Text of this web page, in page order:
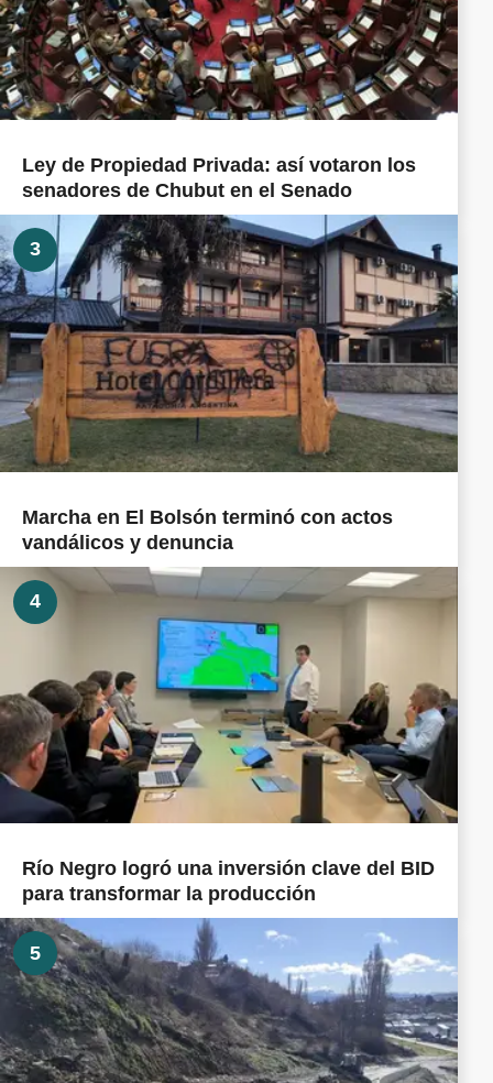
Ley de Propiedad Privada: así votaron los
senadores de Chubut en el Senado
3
Marcha en El Bolsón terminó con actos
vandálicos y denuncia
4
Río Negro logró una inversión clave del BID
para transformar la producción
5